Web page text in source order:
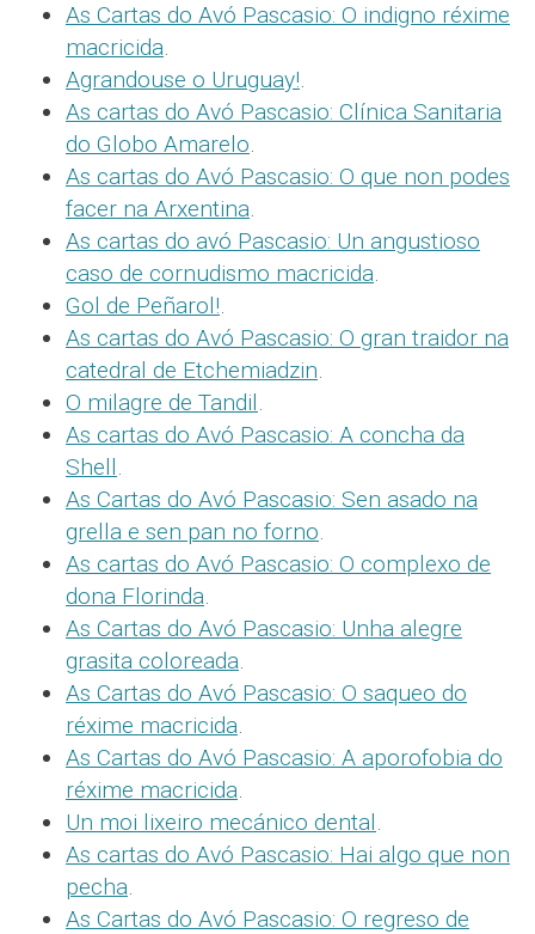
As Cartas do Avó Pascasio: O indigno réxime
macricida.
Agrandouse o Uruguay!.
As cartas do Avó Pascasio: Clínica Sanitaria
do Globo Amarelo.
As cartas do Avó Pascasio: O que non podes
facer na Arxentina.
As cartas do avó Pascasio: Un angustioso
caso de cornudismo macricida.
Gol de Peñarol!.
As cartas do Avó Pascasio: O gran traidor na
catedral de Etchemiadzin.
O milagre de Tandil.
As cartas do Avó Pascasio: A concha da
Shell.
As Cartas do Avó Pascasio: Sen asado na
grella e sen pan no forno.
As cartas do Avó Pascasio: O complexo de
dona Florinda.
As Cartas do Avó Pascasio: Unha alegre
grasita coloreada.
As Cartas do Avó Pascasio: O saqueo do
réxime macricida.
As Cartas do Avó Pascasio: A aporofobia do
réxime macricida.
Un moi lixeiro mecánico dental.
As cartas do Avó Pascasio: Hai algo que non
pecha.
As Cartas do Avó Pascasio: O regreso de